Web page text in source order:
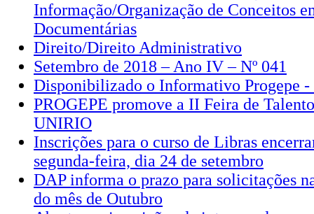
Informação/Organização de Conceitos
Documentárias
Direito/Direito Administrativo
Setembro de 2018 – Ano IV – Nº 041
Disponibilizado o Informativo Progepe -
PROGEPE promove a II Feira de
UNIRIO
Inscrições para o curso de Libras
segunda-feira, dia 24 de setembro
DAP informa o prazo para solicitações
do mês de Outubro